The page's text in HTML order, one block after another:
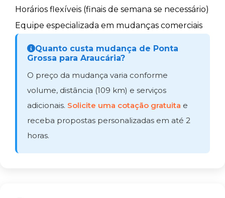
Horários flexíveis (finais de semana se necessário)
Equipe especializada em mudanças comerciais
Quanto custa mudança de Ponta
Grossa para Araucária?
O preço da mudança varia conforme
volume, distância (109 km) e serviços
adicionais. Solicite uma cotação gratuita e
receba propostas personalizadas em até 2
horas.